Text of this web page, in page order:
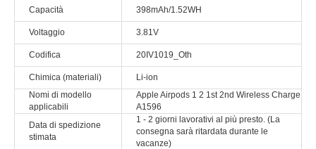
Capacità 398mAh/1.52WH
Voltaggio 3.81V
Codifica 20IV1019_Oth
Chimica (materiali)
Li-ion
Nomi di modello
applicabili
Apple Airpods 1 2 1st 2nd Wireless Charge
A1596
Data di spedizione
stimata
1 - 2 giorni lavorativi al più presto. (La
consegna sarà ritardata durante le
vacanze)